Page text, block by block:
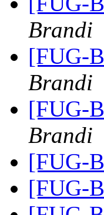
Brandi
[FUG-
Brandi
[FUG-
Brandi
[FUG-
[FUG-